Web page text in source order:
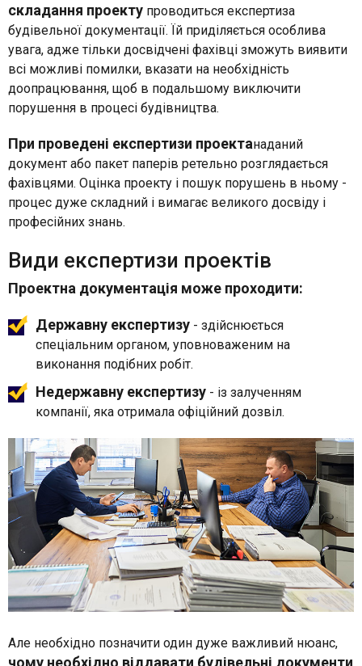
складання проекту проводиться експертиза
будівельної документації. Їй приділяється особлива
увага, адже тільки досвідчені фахівці зможуть виявити
всі можливі помилки, вказати на необхідність
доопрацювання, щоб в подальшому виключити
порушення в процесі будівництва.
При проведені експертизи проектанаданий
документ або пакет паперів ретельно розглядається
фахівцями. Оцінка проекту і пошук порушень в ньому -
процес дуже складний і вимагає великого досвіду і
професійних знань.
Види експертизи проектів
Проектна документація може проходити:
Державну експертизу - здійснюється
спеціальним органом, уповноваженим на
виконання подібних робіт.
Недержавну експертизу - із залученням
компанії, яка отримала офіційний дозвіл.
Але необхідно позначити один дуже важливий нюанс,
чому необхідно віддавати будівельні документи